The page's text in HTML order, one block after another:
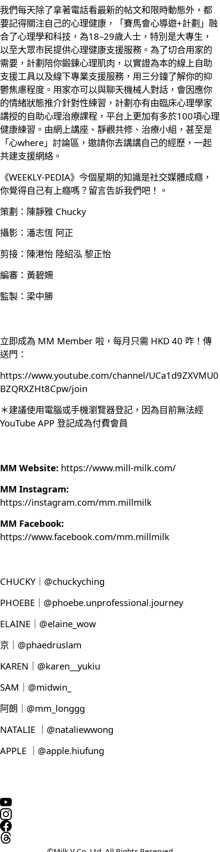
我們每天除了拿著電話看最新的帖文和限時動態外，都
要記得關注自己的心理健康，「賽馬會心導遊+計劃」融
合了心理學和科技，為18–29歲人士，特別是大專生，
以至大眾市民提供心理健康支援服務。為了切合用家的
需要，計劃陪你鍛鍊心理肌肉，以實證為本的線上自助
支援工具以及線下專業支援服務，用三分鐘了解你的抑
鬱焦慮程度。用家亦可以與聊天機械人對話，會因應你
的情緒狀態推介針對性練習，計劃亦有由臨床心理學家
講授的自助心理治療課程，平台上更加有多於100項心理
健康練習。由網上講座、靜觀共修、治療小組，甚至是
「心where」討論區，邀請你去講講自己的經歷，一起
共建支援網絡。
《WEEKLY-PEDIA》今個星期的知識是社交媒體成癮，
你覺得自己有上癮嗎？留言告訴我們吧！。
策劃：陳靜雅 Chucky
攝影：潘志恆 阿正
剪接：陳港怡 陸紹泓 黎正怡
編審：黃碧姍
監製：梁中勝
立即成為 MM Member 啦，每月只需 HKD 40 咋！傳
送門：
https://www.youtube.com/channel/UCa1d9ZXVMU0
BZQRXZHt8Cpw/join
＊建議使用電腦或手機瀏覽器登記，因為目前無法經
YouTube APP 登記成為付費會員
MM Website: https://www.mill-milk.com/
MM Instagram:
https://instagram.com/mm.millmilk
MM Facebook:
https://www.facebook.com/mm.millmilk
CHUCKY｜@chuckyching
PHOEBE｜@phoebe.unprofessional.journey
ELAINE｜@elaine_wow
京｜@phaedruslam
KAREN｜@karen__yukiu
SAM｜@midwin_
阿朗｜@mm_longgg
NATALIE ｜@nataliewwong
APPLE ｜@apple.hiufung